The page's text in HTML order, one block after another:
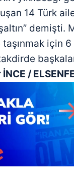
14 Türk
demişti.
için
/